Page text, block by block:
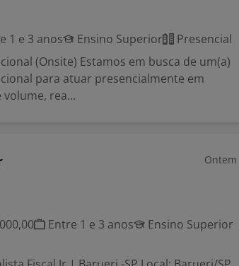
1 e 3 anos Ensino Superior
Presencial
(Onsite) Estamos em busca de um(a)
para atuar presencialmente em
rea...
Ontem
Entre 1 e 3 anos
Ensino Superior